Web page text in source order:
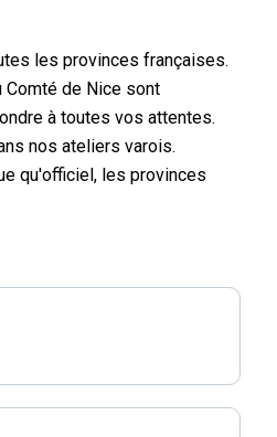
les provinces françaises.
Comté de Nice sont
à toutes vos attentes.
nos ateliers varois.
qu'officiel, les provinces